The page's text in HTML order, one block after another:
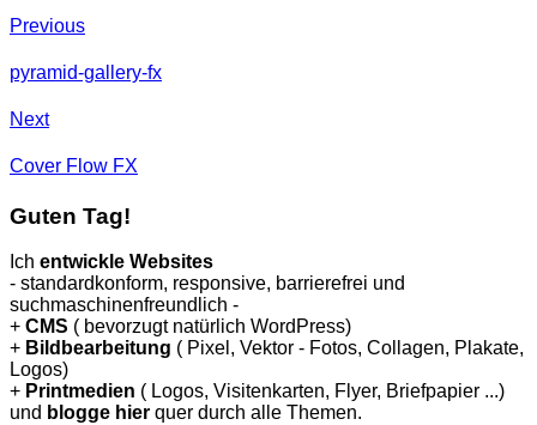
Previous
pyramid-gallery-fx
Next
Cover Flow FX
Guten Tag!
Ich entwickle Websites
- standardkonform, responsive, barrierefrei und
suchmaschinenfreundlich -
+ CMS ( bevorzugt natürlich WordPress)
+ Bildbearbeitung ( Pixel, Vektor - Fotos, Collagen, Plakate,
Logos)
+ Printmedien ( Logos, Visitenkarten, Flyer, Briefpapier ...)
und blogge hier quer durch alle Themen.